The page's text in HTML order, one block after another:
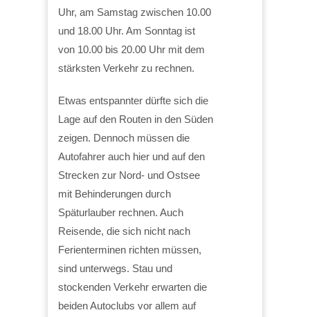
Uhr, am Samstag zwischen 10.00
und 18.00 Uhr. Am Sonntag ist
von 10.00 bis 20.00 Uhr mit dem
stärksten Verkehr zu rechnen.
Etwas entspannter dürfte sich die
Lage auf den Routen in den Süden
zeigen. Dennoch müssen die
Autofahrer auch hier und auf den
Strecken zur Nord- und Ostsee
mit Behinderungen durch
Späturlauber rechnen. Auch
Reisende, die sich nicht nach
Ferienterminen richten müssen,
sind unterwegs. Stau und
stockenden Verkehr erwarten die
beiden Autoclubs vor allem auf